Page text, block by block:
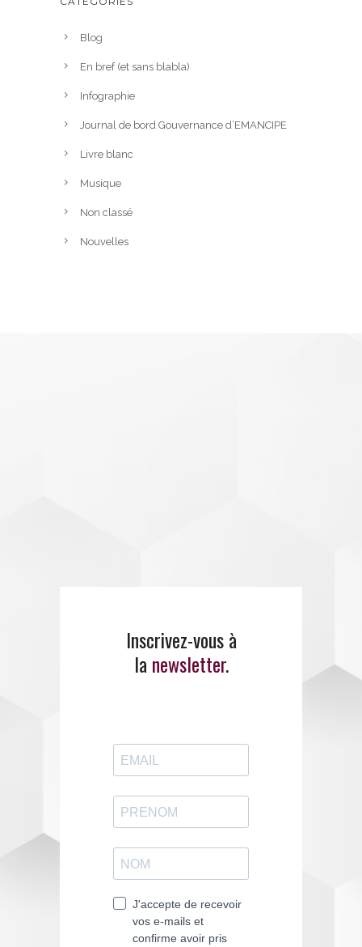
Blog
En bref (et sans blabla)
Infographie
Journal de bord Gouvernance d’EMANCIPE
Livre blanc
Musique
Non classé
Nouvelles
large panel deformations
Inscrivez-vous à
la newsletter.